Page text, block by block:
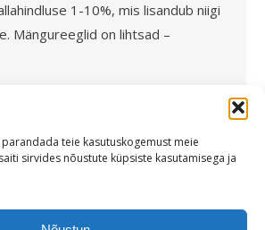
teie kasutuskogemust meie
sirvides nõustute küpsiste kasutamisega ja
1-10%, mis lisandub niigi
Mängureeglid on lihtsad –
59 60 61 62 63
…